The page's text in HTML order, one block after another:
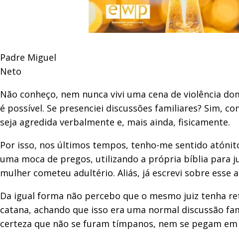
Padre Miguel
Neto
Não conheço, nem nunca vivi uma cena de violência
é possível. Se presenciei discussões familiares? Sim,
seja agredida verbalmente e, mais ainda, fisicamente.
Por isso, nos últimos tempos, tenho-me sentido
uma moca de pregos, utilizando a própria bíblia para
mulher cometeu adultério. Aliás, já escrevi sobre esse
Da igual forma não percebo que o mesmo juiz tenha
catana, achando que isso era uma normal discussão
certeza que não se furam tímpanos, nem se pegam